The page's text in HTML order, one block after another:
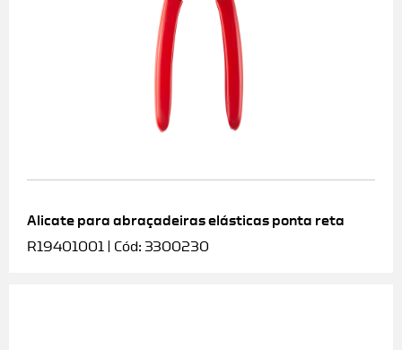
Alicate para abraçadeiras elásticas ponta reta
R19401001 | Cód: 3300230